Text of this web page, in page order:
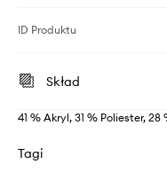
ID Produktu
Skład
41 % Akryl, 31 % Poliester, 28
Tagi